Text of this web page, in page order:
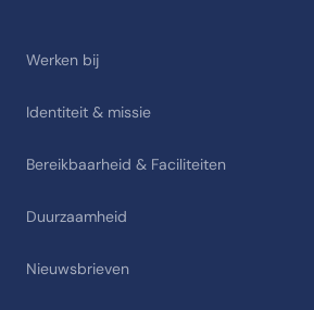
Werken bij
Identiteit & missie
Bereikbaarheid & Faciliteiten
Duurzaamheid
Nieuwsbrieven